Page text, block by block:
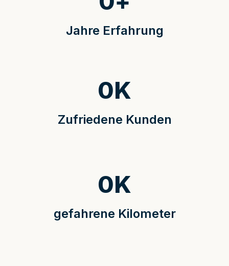
Jahre Erfahrung
Zufriedene Kunden
0K
gefahrene Kilometer
0K